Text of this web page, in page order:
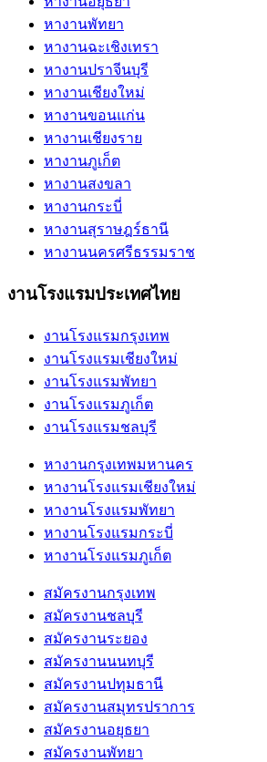
หางานพัทยา
หางานฉะเชิงเทรา
หางานปราจีนบุรี
หางานเชียงใหม่
หางานขอนแก่น
หางานเชียงราย
หางานภูเก็ต
หางานสงขลา
หางานกระบี่
หางานสุราษฎร์ธานี
หางานนครศรีธรรมราช
งานโรงแรมประเทศไทย
งานโรงแรมกรุงเทพ
งานโรงแรมเชียงใหม่
งานโรงแรมพัทยา
งานโรงแรมภูเก็ต
งานโรงแรมชลบุรี
หางานกรุงเทพมหานคร
หางานโรงแรมเชียงใหม่
หางานโรงแรมพัทยา
หางานโรงแรมกระบี่
หางานโรงแรมภูเก็ต
สมัครงานกรุงเทพ
สมัครงานชลบุรี
สมัครงานระยอง
สมัครงานนนทบุรี
สมัครงานปทุมธานี
สมัครงานสมุทรปราการ
สมัครงานอยุธยา
สมัครงานพัทยา